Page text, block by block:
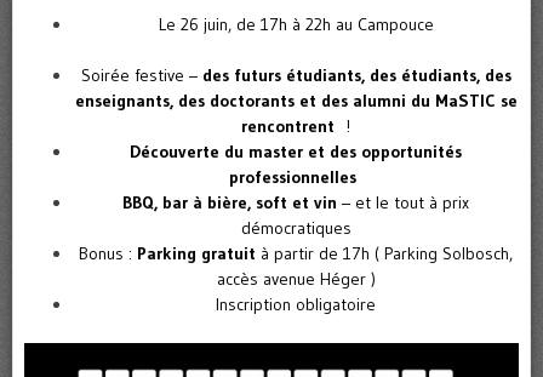
Le 26 juin, de 17h à 22h au Campouce
Soirée festive – des futurs étudiants, des étudiants, des
enseignants, des doctorants et des alumni du MaSTIC se
rencontrent !
Découverte du master et des opportunités
professionnelles
BBQ, bar à bière, soft et vin – et le tout à prix
démocratiques
Bonus : Parking gratuit à partir de 17h ( Parking Solbosch,
accès avenue Héger )
Inscription obligatoire